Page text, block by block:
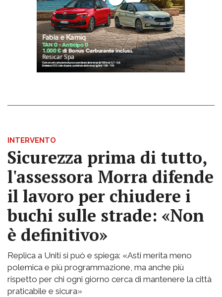
INTERVENTO
Sicurezza prima di tutto,
l'assessora Morra difende
il lavoro per chiudere i
buchi sulle strade: «Non
è definitivo»
Replica a Uniti si può e spiega: «Asti merita meno
polemica e più programmazione, ma anche più
rispetto per chi ogni giorno cerca di mantenere la città
praticabile e sicura»